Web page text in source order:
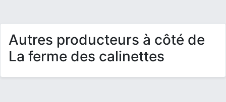
Autres producteurs à côté de
La ferme des calinettes